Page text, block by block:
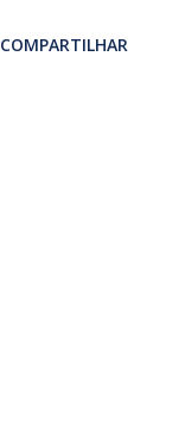
COMPARTILHAR